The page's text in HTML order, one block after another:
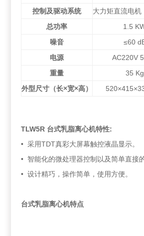
控制及驱动系统
大力矩直流电机
总功率
1.5
噪音
≤60
电源
AC220V
重量
35 Kg
外型尺寸（长×宽×高）
TLW5R 台式乳脂离心机特性:
• 采用TDT真彩大屏幕触控液晶显示。
• 智能化的微处理器控制以及简单直接
• 设计精巧，操作简单，使用方便。
台式乳脂离心机特点